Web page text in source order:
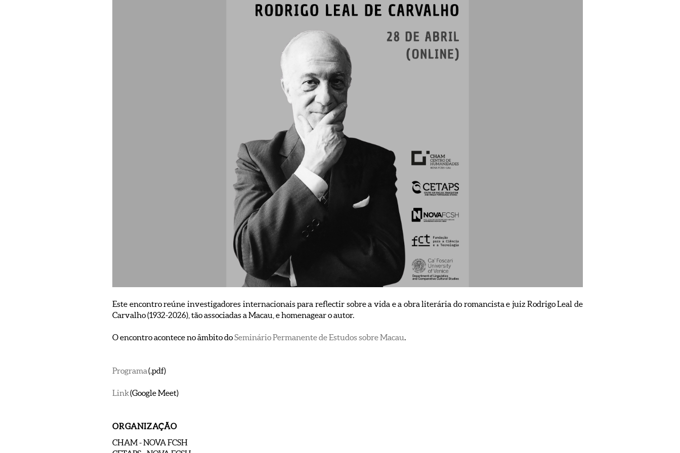
Este encontro reúne investigadores internacionais para reflectir sobre a vida e a obra literária do romancista e juiz Rodrigo Leal de
Carvalho (1932-2026), tão associadas a Macau, e homenagear o autor.
O encontro acontece no âmbito doSeminário Permanente de Estudos sobre Macau
Programa(.pdf)
Link(Google Meet)
ORGANIZAÇÃO
CHAM - NOVA FCSH